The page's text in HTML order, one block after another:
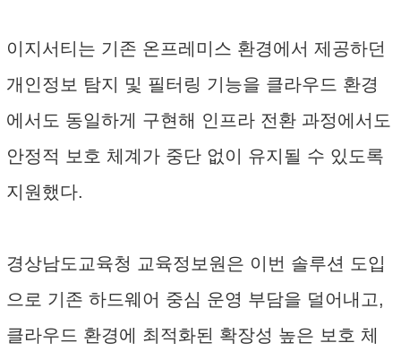
이지서티는 기존 온프레미스 환경에서 제공하던
개인정보 탐지 및 필터링 기능을 클라우드 환경
에서도 동일하게 구현해 인프라 전환 과정에서도
안정적 보호 체계가 중단 없이 유지될 수 있도록
지원했다.
경상남도교육청 교육정보원은 이번 솔루션 도입
으로 기존 하드웨어 중심 운영 부담을 덜어내고,
클라우드 환경에 최적화된 확장성 높은 보호 체